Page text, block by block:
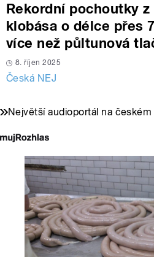
Rekordní pochoutky z
klobása o délce přes
více než půltunová
8. říjen 2025
Česká NEJ
Největší audioportál na